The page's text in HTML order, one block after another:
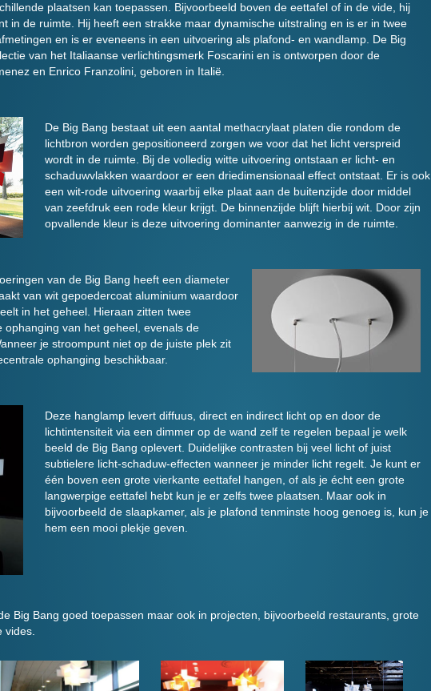
plaatsen kan toepassen. Bijvoorbeeld boven de eettafel of in de vide, hij
in de ruimte. Hij heeft een strakke maar dynamische uitstraling en is er in twee
en is er eveneens in een uitvoering als plafond- en wandlamp. De Big
van het Italiaanse verlichtingsmerk Foscarini en is ontworpen door de
en Enrico Franzolini, geboren in Italië.
De Big Bang bestaat uit een aantal methacrylaat platen die rondom de
lichtbron worden gepositioneerd zorgen we voor dat het licht verspreid
wordt in de ruimte. Bij de volledig witte uitvoering ontstaan er licht- en
schaduwvlakken waardoor er een driedimensionaal effect ontstaat. Er is ook
een wit-rode uitvoering waarbij elke plaat aan de buitenzijde door middel
van zeefdruk een rode kleur krijgt. De binnenzijde blijft hierbij wit. Door zijn
opvallende kleur is deze uitvoering dominanter aanwezig in de ruimte.
van de Big Bang heeft een diameter
van wit gepoedercoat aluminium waardoor
in het geheel. Hieraan zitten twee
ophanging van het geheel, evenals de
je stroompunt niet op de juiste plek zit
ophanging beschikbaar.
Deze hanglamp levert diffuus, direct en indirect licht op en door de
lichtintensiteit via een dimmer op de wand zelf te regelen bepaal je welk
beeld de Big Bang oplevert. Duidelijke contrasten bij veel licht of juist
subtielere licht-schaduw-effecten wanneer je minder licht regelt. Je kunt er
één boven een grote vierkante eettafel hangen, of als je écht een grote
langwerpige eettafel hebt kun je er zelfs twee plaatsen. Maar ook in
bijvoorbeeld de slaapkamer, als je plafond tenminste hoog genoeg is, kun je
hem een mooi plekje geven.
Big Bang goed toepassen maar ook in projecten, bijvoorbeeld restaurants, grote
vides.